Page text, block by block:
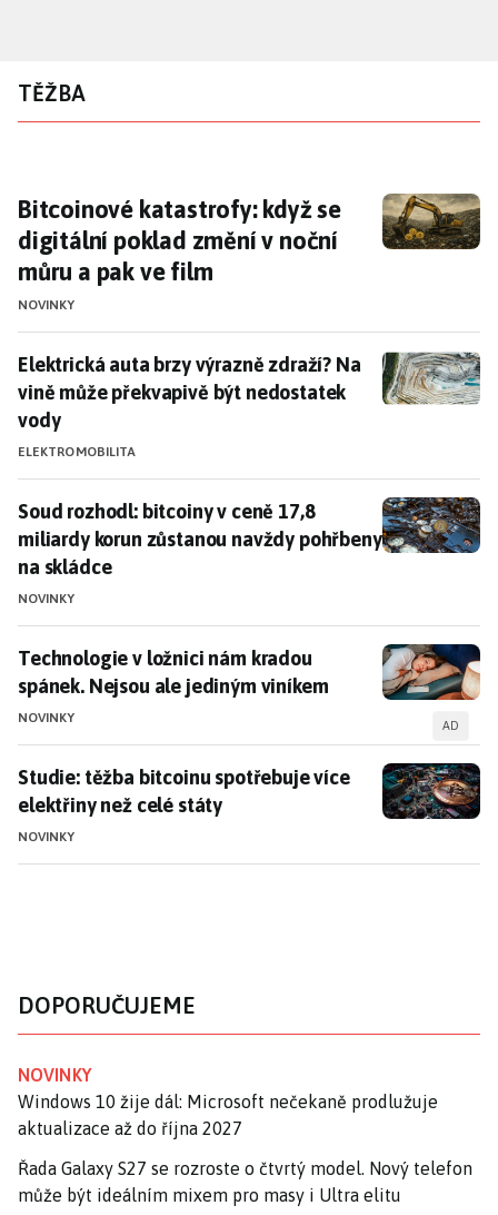
obsahu
TĚŽBA
Bitcoinové katastrofy: když se digitální
Bitcoinové katastrofy: když se
digitální poklad změní v noční
můru a pak ve film
NOVINKY
Elektrická auta brzy výrazně zdraží? Na vině může
Elektrická auta brzy výrazně zdraží? Na
vině může překvapivě být nedostatek
vody
ELEKTROMOBILITA
Soud rozhodl: bitcoiny v ceně 17,8 miliardy korun
Soud rozhodl: bitcoiny v ceně 17,8
miliardy korun zůstanou navždy pohřbeny
na skládce
NOVINKY
Technologie v ložnici nám kradou spánek. Nejsou
Technologie v ložnici nám kradou
spánek. Nejsou ale jediným viníkem
NOVINKY AD
Studie: těžba bitcoinu spotřebuje více elektřiny než
Studie: těžba bitcoinu spotřebuje více
elektřiny než celé státy
NOVINKY
DOPORUČUJEME
NOVINKY
Windows 10 žije dál: Microsoft nečekaně prodlužuje
aktualizace až do října 2027
Řada Galaxy S27 se rozroste o čtvrtý model. Nový telefon
může být ideálním mixem pro masy i Ultra elitu